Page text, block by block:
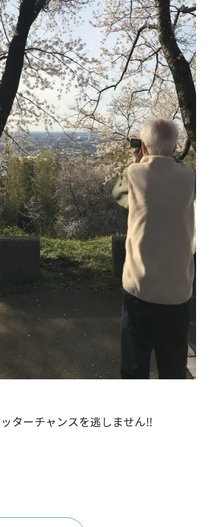
ターチャンスを逃しません‼︎